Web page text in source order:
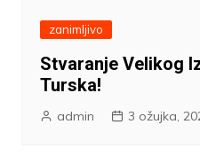
zanimljivo
Stvaranje Velikog
Turska!
admin 3 ožujka,